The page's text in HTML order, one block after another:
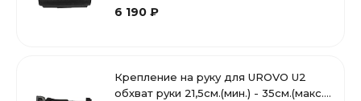
6 190 ₽
Крепление на руку для UROVO U2
обхват руки 21,5cм.(мин.) - 35cм.(макс.)